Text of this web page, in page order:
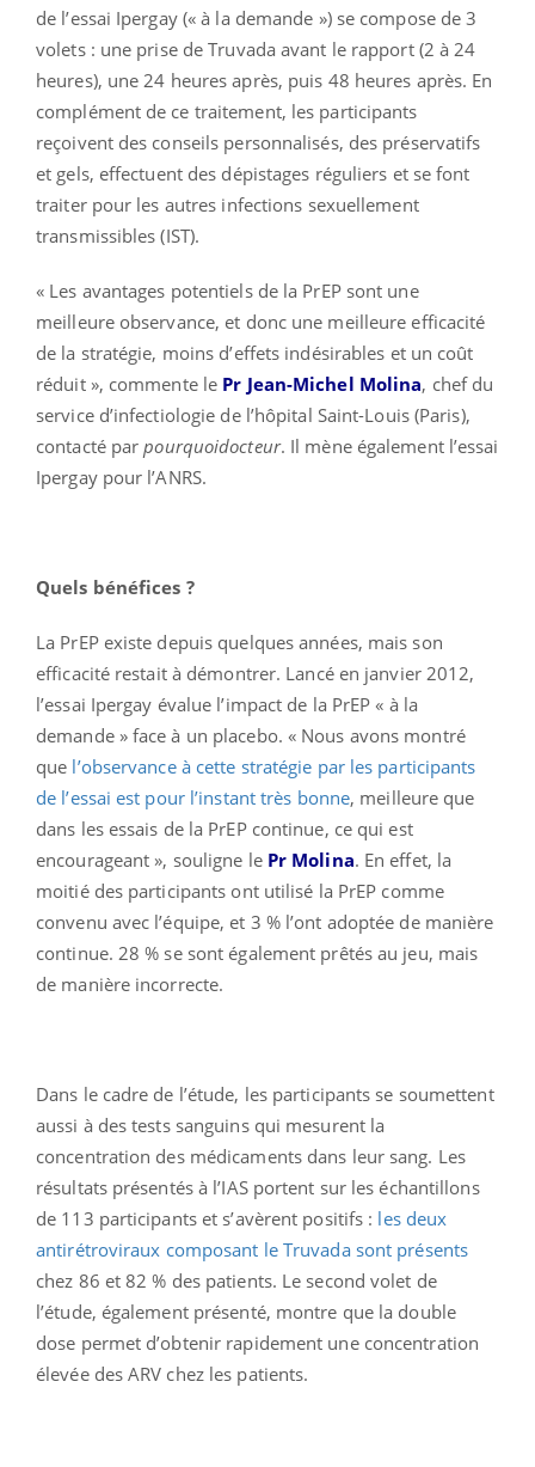
de l’essai Ipergay (« à la demande ») se compose de 3
volets : une prise de Truvada avant le rapport (2 à 24
heures), une 24 heures après, puis 48 heures après. En
complément de ce traitement, les participants
reçoivent des conseils personnalisés, des préservatifs
et gels, effectuent des dépistages réguliers et se font
traiter pour les autres infections sexuellement
transmissibles (IST).
« Les avantages potentiels de la PrEP sont une
meilleure observance, et donc une meilleure efficacité
de la stratégie, moins d’effets indésirables et un coût
réduit », commente le Pr Jean-Michel Molina, chef du
service d’infectiologie de l’hôpital Saint-Louis (Paris),
contacté parpourquoidocteur. Il mène également l’essai
Ipergay pour l’ANRS.
Quels bénéfices ?
La PrEP existe depuis quelques années, mais son
efficacité restait à démontrer. Lancé en janvier 2012,
l’essai Ipergay évalue l’impact de la PrEP « à la
demande » face à un placebo. « Nous avons montré
que l’observance à cette stratégie par les participants
de l’essai est pour l’instant très bonne, meilleure que
dans les essais de la PrEP continue, ce qui est
encourageant », souligne le Pr Molina. En effet, la
moitié des participants ont utilisé la PrEP comme
convenu avec l’équipe, et 3 % l’ont adoptée de manière
continue. 28 % se sont également prêtés au jeu, mais
de manière incorrecte.
Dans le cadre de l’étude, les participants se soumettent
aussi à des tests sanguins qui mesurent la
concentration des médicaments dans leur sang. Les
résultats présentés à l’IAS portent sur les échantillons
de 113 participants et s’avèrent positifs : les deux
antirétroviraux composant le Truvada sont présents
chez 86 et 82 % des patients. Le second volet de
l’étude, également présenté, montre que la double
dose permet d’obtenir rapidement une concentration
élevée des ARV chez les patients.